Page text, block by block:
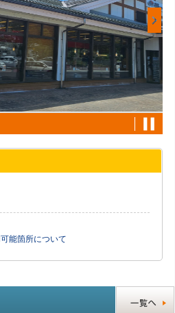
能箇所について